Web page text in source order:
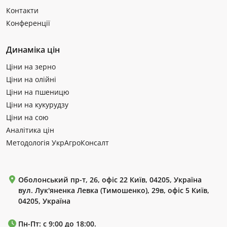
Контакти
Конференції
Динаміка цін
Ціни на зерно
Ціни на олійні
Ціни на пшеницю
Ціни на кукурудзу
Ціни на сою
Аналітика цін
Методологія УкрАгроКонсалт
Оболонський пр-т, 26, офіс 22 Київ, 04205, Україна
вул. Лук'яненка Левка (Тимошенко), 29в, офіс 5 Київ,
04205, Україна
Пн-Пт: с 9:00 до 18:00.